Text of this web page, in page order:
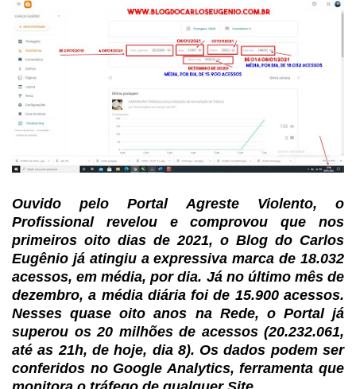
Ouvido pelo PortalAgreste Violento, o
Profissional revelou e comprovou que nos
primeiros oito dias de 2021, o Blog do Carlos
Eugênio já atingiu a expressiva marca de 18.032
acessos, em média, por dia. Já no último mês de
dezembro, a média diária foi de 15.900 acessos.
Nesses quase oito anos na Rede, o Portal já
superou os 20 milhões de acessos (20.232.061,
até as 21h, de hoje, dia 8). Os dados podem ser
conferidos no Google Analytics, ferramenta que